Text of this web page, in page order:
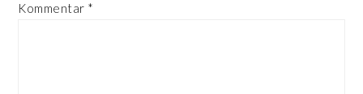
Kommentar *